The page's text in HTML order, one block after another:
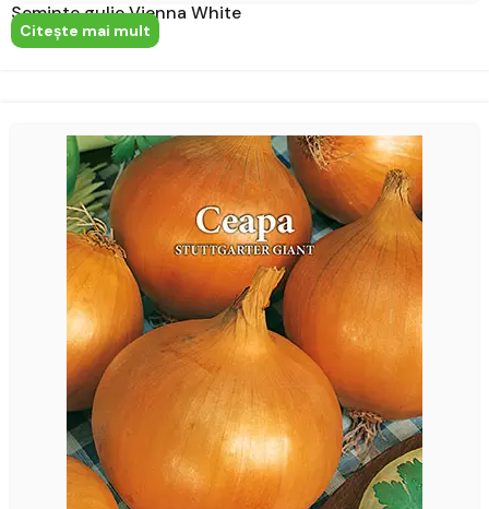
Seminte gulie Vienna White
Citeşte mai mult